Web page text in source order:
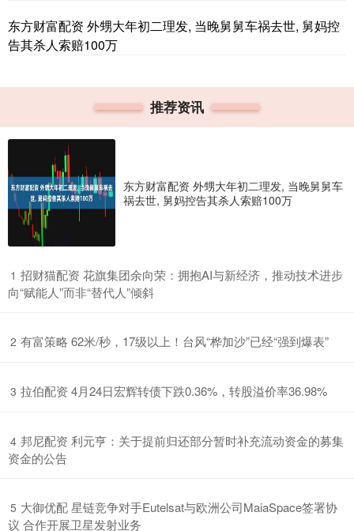
东方财富配资 外甥大年初二理发, 当晚舅舅车祸去世, 舅妈控
告其杀人索赔100万
推荐资讯
东方财富配资 外甥大年初二理发, 当晚舅舅车
祸去世, 舅妈控告其杀人索赔100万
1 ​招财猫配资 花旗集团余向荣：拥抱AI与新经济，推动技术进步
向“赋能人”而非“替代人”倾斜
2 ​有富策略 62米/秒，17级以上！台风“桦加沙”已经“强到爆表”
3 ​拉伯配资 4月24日宏辉转债下跌0.36%，转股溢价率36.98%
4 ​邦尼配资 利元亨：关于提前归还部分暂时补充流动资金的募集
资金的公告
5 ​大御优配 星链竞争对手Eutelsat与欧洲公司MaiaSpace签署协
议 合作开展卫星发射业务